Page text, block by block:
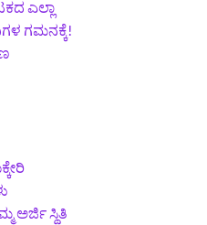
ಎಲ್ಲಾ
ಗಮನಕ್ಕೆ!
ಅರ್ಜಿ ಸ್ಥಿತಿ